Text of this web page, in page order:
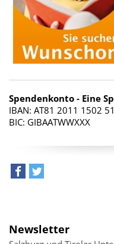
Spendenkonto - Eine
IBAN: AT81 2011 1502
BIC: GIBAATWWXXX
Newsletter